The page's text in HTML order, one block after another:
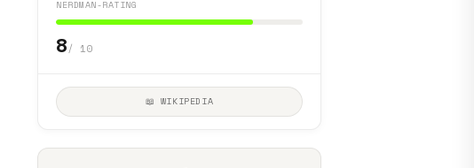
NERDMAN-RATING
8/ 10
📖 WIKIPEDIA